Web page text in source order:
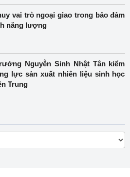
vai trò ngoại giao trong bảo đảm
năng lượng
Nguyễn Sinh Nhật Tân kiểm
lực sản xuất nhiên liệu sinh học
Trung